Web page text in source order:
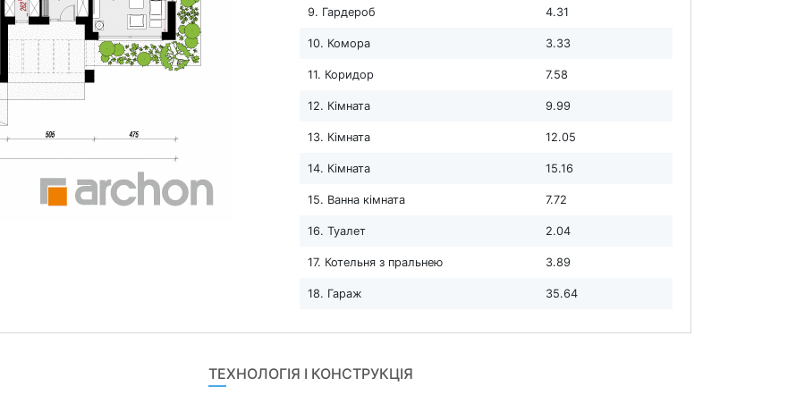
9. Гардероб 4.31
10. Комора 3.33
11. Коридор 7.58
12. Кімната 9.99
13. Кімната 12.05
14. Кімната 15.16
15. Ванна кімната 7.72
16. Туалет 2.04
17. Котельня з пральнею 3.89
18. Гараж 35.64
ТЕХНОЛОГІЯ І КОНСТРУКЦІЯ